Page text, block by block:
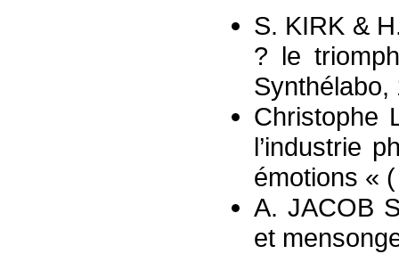
S. KIRK &
? le
Synthélabo,
Christophe
l’industrie
émotions «
A. JACOB
et